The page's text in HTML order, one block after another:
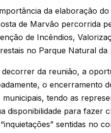
da elaboração
de Marvão percorrida
de Incêndios,
no Parque Natural da
da reunião, a
o encerramento
tendo as
disponibilidade para fazer
sentidas no